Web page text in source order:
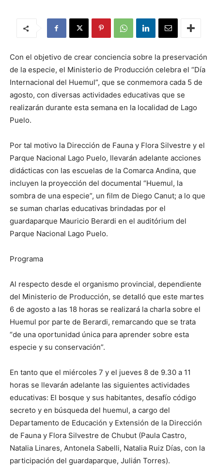
Con el objetivo de crear conciencia sobre la preservación
de la especie, el Ministerio de Producción celebra el “Día
Internacional del Huemul”, que se conmemora cada 5 de
agosto, con diversas actividades educativas que se
realizarán durante esta semana en la localidad de Lago
Puelo.
Por tal motivo la Dirección de Fauna y Flora Silvestre y el
Parque Nacional Lago Puelo, llevarán adelante acciones
didácticas con las escuelas de la Comarca Andina, que
incluyen la proyección del documental “Huemul, la
sombra de una especie”, un film de Diego Canut; a lo que
se suman charlas educativas brindadas por el
guardaparque Mauricio Berardi en el auditórium del
Parque Nacional Lago Puelo.
Programa
Al respecto desde el organismo provincial, dependiente
del Ministerio de Producción, se detalló que este martes
6 de agosto a las 18 horas se realizará la charla sobre el
Huemul por parte de Berardi, remarcando que se trata
“de una oportunidad única para aprender sobre esta
especie y su conservación”.
En tanto que el miércoles 7 y el jueves 8 de 9.30 a 11
horas se llevarán adelante las siguientes actividades
educativas: El bosque y sus habitantes, desafío código
secreto y en búsqueda del huemul, a cargo del
Departamento de Educación y Extensión de la Dirección
de Fauna y Flora Silvestre de Chubut (Paula Castro,
Natalia Linares, Antonela Sabelli, Natalia Ruiz Días, con la
participación del guardaparque, Julián Torres).